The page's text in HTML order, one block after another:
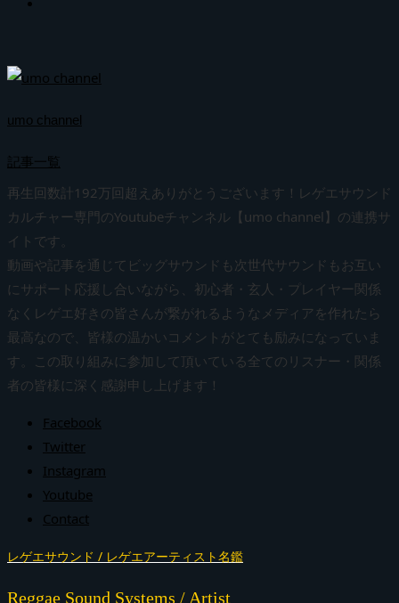
umo channel
記事一覧
再生回数計192万回超えありがとうございます！レゲエサウンド
カルチャー専門のYoutubeチャンネル【umo channel】の連携サ
イトです。
動画や記事を通じてビッグサウンドも次世代サウンドもお互い
にサポート応援し合いながら、初心者・玄人・プレイヤー関係
なくレゲエ好きの皆さんが繋がれるようなメディアを作れたら
最高なので、皆様の温かいコメントがとても励みになっていま
す。この取り組みに参加して頂いている全てのリスナー・関係
者の皆様に深く感謝申し上げます！
Facebook
Twitter
Instagram
Youtube
Contact
レゲエサウンド / レゲエアーティスト名鑑
Reggae Sound Systems / Artist